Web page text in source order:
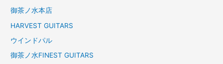
御茶ノ水本店
HARVEST GUITARS
ウインドパル
御茶ノ水FINEST GUITARS